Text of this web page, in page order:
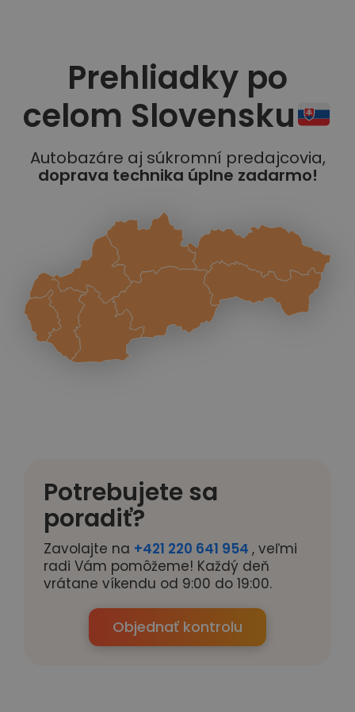
Prehliadky po
celom Slovensku
Autobazáre aj súkromní predajcovia,
doprava technika úplne zadarmo!
Potrebujete sa
poradiť?
Zavolajte na +421 220 641 954 , veľmi
radi Vám pomôžeme! Každý deň
vrátane víkendu od 9:00 do 19:00.
Objednať kontrolu